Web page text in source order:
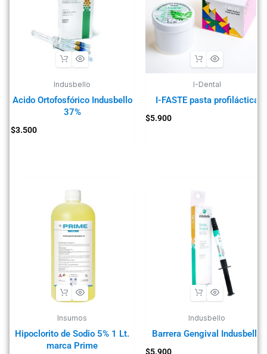
Indusbello
Acido Ortofosfórico Indusbello
37%
$3.500
I-Dental
I-FASTE pasta profiláctica
$5.900
Insumos
Hipoclorito de Sodio 5% 1 Lt.
marca Prime
Indusbello
Barrera Gengival Indusbello
$5.900